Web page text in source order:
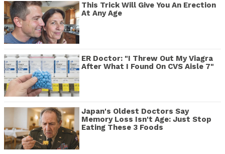
This Trick Will Give You An Erection
At Any Age
ER Doctor: "I Threw Out My Viagra
After What I Found On CVS Aisle 7"
Japan's Oldest Doctors Say
Memory Loss Isn't Age: Just Stop
Eating These 3 Foods